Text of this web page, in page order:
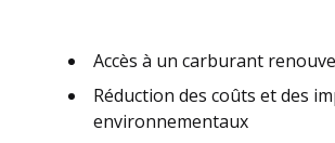
Accès à un carburant
Réduction des coûts et des
environnementaux